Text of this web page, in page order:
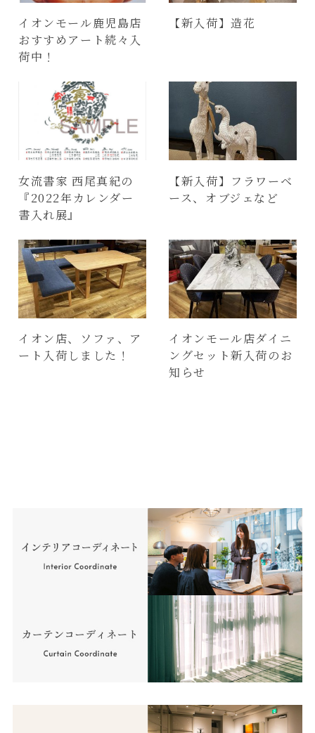
イオンモール鹿児島店
おすすめアート続々入
荷中！
【新入荷】造花
女流書家 西尾真紀の
『2022年カレンダー
書入れ展』
【新入荷】フラワーベ
ース、オブジェなど
イオン店、ソファ、ア
ート入荷しました！
イオンモール店ダイニ
ングセット新入荷のお
知らせ